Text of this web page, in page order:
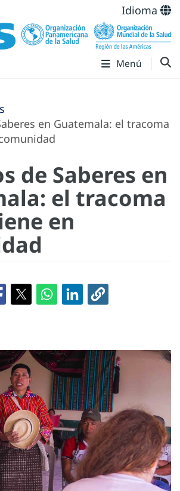
Idioma
Menú
en Guatemala: el tracoma
de Saberes en
el tracoma
en